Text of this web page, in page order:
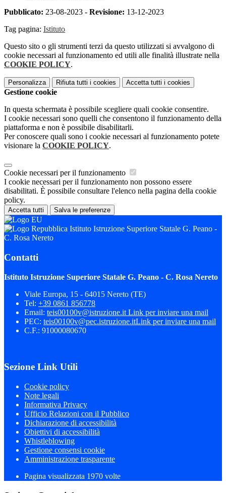
Pubblicato: 23-08-2023 - Revisione: 13-12-2023
Tag pagina: Istituto
Questo sito o gli strumenti terzi da questo utilizzati si avvalgono di
cookie necessari al funzionamento ed utili alle finalità illustrate nella
COOKIE POLICY.
Personalizza Rifiuta tutti i cookies Accetta tutti i cookies
Gestione cookie
In questa schermata è possibile scegliere quali cookie consentire.
I cookie necessari sono quelli che consentono il funzionamento della
piattaforma e non è possibile disabilitarli.
Per conoscere quali sono i cookie necessari al funzionamento potete
visionare la COOKIE POLICY.
Cookie necessari per il funzionamento
I cookie necessari per il funzionamento non possono essere
disabilitati. È possibile consultare l'elenco nella pagina della cookie
policy.
Accetta tutti Salva le preferenze
Istituto Istruzione Superiore Statale G. Peano -
C. Rosa Nereto
Contatti
Istituto Istruzione Superiore Statale G. Peano - C. Rosa Nereto
Viale Europa, 15 - 64015 Nereto (TE)
Tel: +39 0861 856778
Email: teis00100v@istruzione.it Link per inviare una mail
PEC: teis00100v@pec.istruzione.itLink per inviare una mail
C.F.: 91000080670
Sezione Link Utili
Cookie policy
Note legali
Informativa Privacy
Ufficio Relazioni con il Pubblico
Dichiarazione di accessibilità
Obiettivi di accessibilità
Whistleblowing
Gestione consensi cookie
Amministrazione trasparente
Pagina visualizzata 1970 volte